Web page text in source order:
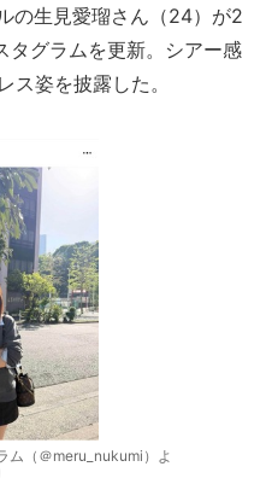
の生見愛瑠さん（24）が2
グラムを更新。シアー感
ス姿を披露した。
ム（＠meru_nukumi）よ